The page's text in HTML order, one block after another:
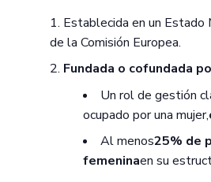
Establecida en un Estado
de la Comisión Europea.
Fundada o cofundada
Un rol de gestión
ocupado por una mujer,
Al menos25% de
femeninaen su